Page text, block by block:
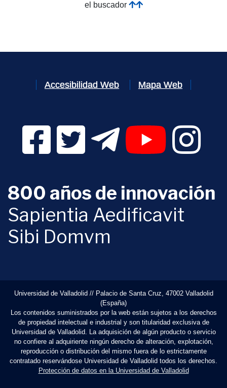
el buscador
Accesibilidad Web Mapa Web
Facebook Digital UVa (se abrirá en una nueva
Twitter Digital UVa (se abrirá en una
Telegram Digital UVa (se
YouTube Digital
800 años de innovación
Sapientia Aedificavit
Sibi Domvm
Universidad de Valladolid // Palacio de Santa Cruz, 47002 Valladolid
(España)
Los contenidos suministrados por la web están sujetos a los derechos
de propiedad intelectual e industrial y son titularidad exclusiva de
Universidad de Valladolid. La adquisición de algún producto o servicio
no confiere al adquiriente ningún derecho de alteración, explotación,
reproducción o distribución del mismo fuera de lo estrictamente
contratado reservándose Universidad de Valladolid todos los derechos.
Protección de datos en la Universidad de Valladolid